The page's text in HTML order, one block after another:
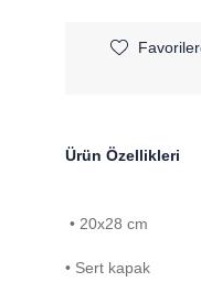
Ürün Özellikleri
• 20x28 cm
• Sert kapak